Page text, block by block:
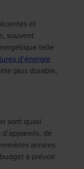
et
souvent
telle
d’énergie
plus durable,
sont quasi
de
années.
à prévoir